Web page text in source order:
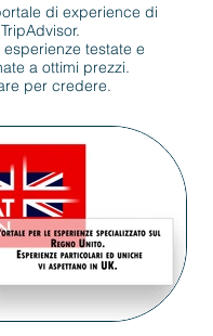
di experience di
TripAdvisor.
esperienze testate e
a ottimi prezzi.
per credere.